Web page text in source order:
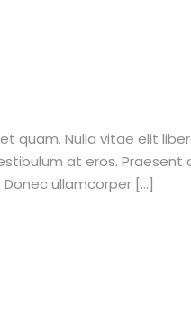
quam. Nulla vitae elit
at eros. Praesent
ullamcorper […]